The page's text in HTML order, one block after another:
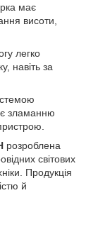
має
висоти,
легко
навіть за
зламанню
розроблена
світових
Продукція
й